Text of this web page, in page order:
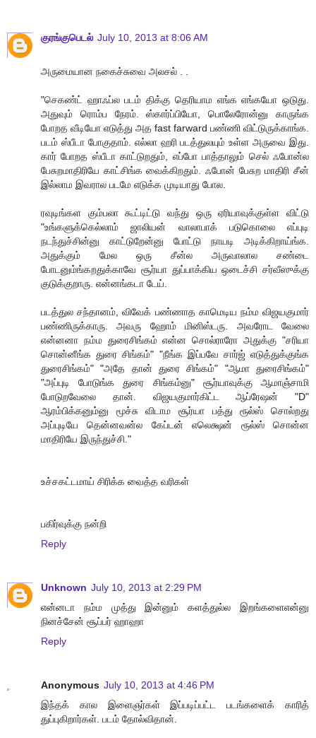
குரங்குபெடல் July 10, 2013 at 8:06 AM
அருமையான நகைச்சுவை அலசல் . .
"செகண்ட் ஹாஃப்ல படம் திக்கு தெரியாம எங்க எங்கயோ ஒடுது.
அதுவும் ரொம்ப நேரம். ஸ்கார்ப்பியோ, பொலேரோன்னு காருங்க
போறத வீடியோ எடுத்து அத fast farward பண்ணி விட்டுருக்காங்க.
படம் ஸ்பீடா போகுதாம். எல்லா ஹரி படத்துலயும் உள்ள அருவை இது.
கார் போறத ஸ்பீடா காட்டுறதும், எப்போ பாத்தாலும் செல் ஃபோன்ல
பேசுறமாதிரியே காட்சிங்க வைக்கிறதும். ஃபோன் பேசுற மாதிரி சீன்
இல்லாம இவரால படமே எடுக்க முடியாது போல.
ரவுடிங்கள கும்பலா கூட்டிட்டு வந்து ஒரு ஏரியாவுக்குள்ள விட்டு
"உங்களுக்கெல்லாம் ஜாலியன் வாலாபாக் படுகொலை எப்புடி
நடந்துச்சின்னு காட்டுறேன்னு போட்டு நாயடி அடிக்கிறாய்ங்க.
அதுக்கும் மேல ஒரு சீன்ல அருவாலால சண்டை
போடனும்ங்கறதுக்காவே சூர்யா துப்பாக்கிய ஒடைச்சி சர்வீஸுக்கு
குடுக்குறாரு. என்னங்கடா டேய்.
படத்துல சந்தானம், விவேக் பண்ணாத காமெடிய நம்ம விஜயகுமார்
பண்ணிருக்காரு. அவரு ஹோம் மினிஸ்டரு. அவரோட வேலை
என்னனா நம்ம துரைசிங்கம் என்ன சொல்ராரோ அதுக்கு "சரியா
சொன்னீங்க துரை சிங்கம்" "நீங்க இப்பவே சார்ஜ் எடுத்துக்குங்க
துரைசிங்கம்" "அதே தான் துரை சிங்கம்" "ஆமா துரைசிங்கம்"
"அப்புடி போடுங்க துரை சிங்கம்னு" சூர்யாவுக்கு ஆமாஞ்சாமி
போடுறவேலை தான். விஜயகுமார்கிட்ட ஆப்ரேஷன் "D"
ஆரம்பிக்கனும்னு மூச்சு விடாம சூர்யா பத்து ரூல்ஸ் சொல்றது
அப்புடியே தென்னவன்ல கேப்டன் எலெக்ஷன் ரூல்ஸ் சொன்ன
மாதிரியே இருந்துச்சி."
உச்சகட்டமாய் சிரிக்க வைத்த வரிகள்
பகிர்வுக்கு நன்றி
Reply
Unknown July 10, 2013 at 2:29 PM
என்னடா நம்ம முத்து இன்னும் களத்துல்ல இறங்களைஎன்னு
நினச்சேன் சூப்பர் ஹாஹா
Reply
Anonymous July 10, 2013 at 4:46 PM
இந்தக் கால இளைஞர்கள் இப்படிப்பட்ட படங்களைக் காரித்
துப்புகிறார்கள். படம் தோல்விதான்.